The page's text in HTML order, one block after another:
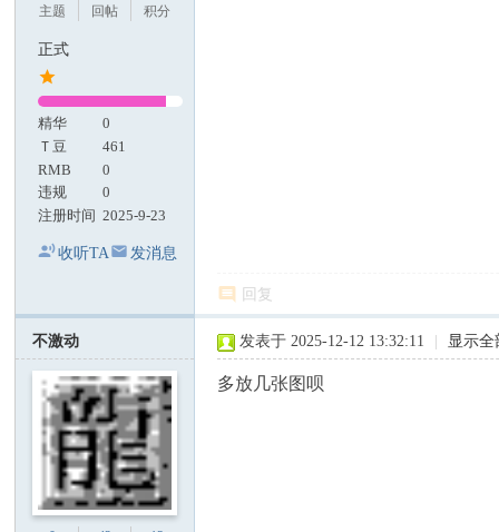
主题
回帖
积分
正式
精华
0
Ｔ豆
461
RMB
0
违规
0
注册时间 2025-9-23
收听TA 发消息
回复
不激动 发表于 2025-12-12 13:32:11 显示全
多放几张图呗